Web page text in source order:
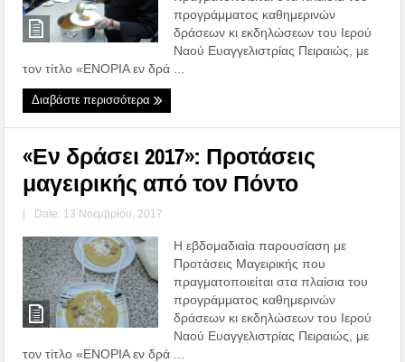
προγράμματος καθημερινών
δράσεων κι εκδηλώσεων του Ιερού
Ναού Ευαγγελιστρίας Πειραιώς, με
τον τίτλο «ΕΝΟΡΙΑ εν δρά ...
Διαβάστε περισσότερα
«Εν δράσει 2017»: Προτάσεις
μαγειρικής από τον Πόντο
| Date: 13 Νοεμβρίου, 2017
Η εβδομαδιαία παρουσίαση με
Προτάσεις Μαγειρικής που
πραγματοποιείται στα πλαίσια του
προγράμματος καθημερινών
δράσεων κι εκδηλώσεων του Ιερού
Ναού Ευαγγελιστρίας Πειραιώς, με
τον τίτλο «ΕΝΟΡΙΑ εν δρά ...